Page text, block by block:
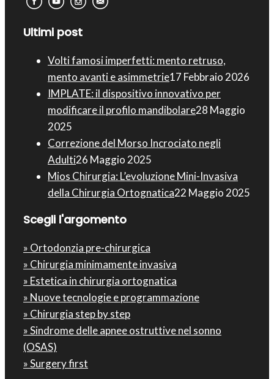
Ultimi post
Volti famosi imperfetti: mento retruso,
mento avanti e asimmetrie17 Febbraio 2026
IMPLATE: il dispositivo innovativo per
modificare il profilo mandibolare28 Maggio
2025
Correzione del Morso Incrociato negli
Adulti26 Maggio 2025
Mios Chirurgia : L’evoluzione Mini-Invasiva
della Chirurgia Ortognatica22 Maggio 2025
Scegli l'argomento
» Ortodonzia pre-chirurgica
» Chirurgia minimamente invasiva
» Estetica in chirurgia ortognatica
» Nuove tecnologie e programmazione
» Chirurgia step by step
» Sindrome delle apnee ostruttive nel sonno
(OSAS)
» Surgery first